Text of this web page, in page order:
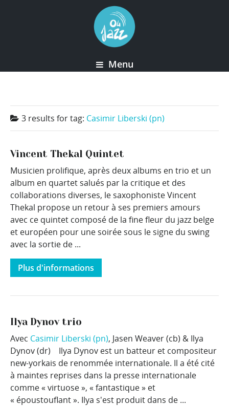
Menu
3 results fortag: Casimir Liberski (pn)
Vincent Thekal Quintet
Musicien prolifique, après deux albums en trio et un
album en quartet salués par la critique et des
collaborations diverses, le saxophoniste Vincent
Thekal propose un retour à ses premiers amours
avec ce quintet composé de la fine fleur du jazz belge
et européen pour une soirée sous le signe du swing
avec la sortie de ...
Plus d'informations
Ilya Dynov trio
Avec Casimir Liberski (pn), Jasen Weaver (cb) & Ilya
Dynov (dr) Ilya Dynov est un batteur et compositeur
new-yorkais de renommée internationale. Il a été cité
à maintes reprises dans la presse internationale
comme « virtuose », « fantastique » et
« époustouflant ». Ilya s'est produit dans de ...